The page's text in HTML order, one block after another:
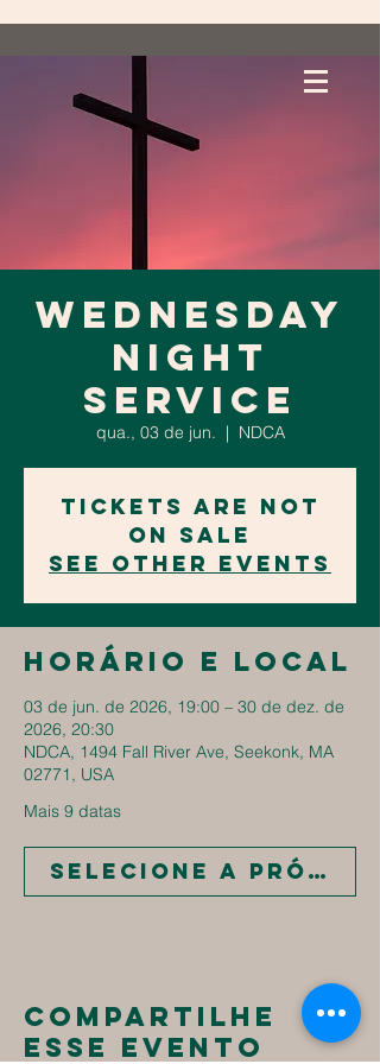
WEDNESDAY
NIGHT
SERVICE
qua., 03 de jun.
  |
NDCA
Tickets are not
on sale
See other events
Horário e local
03 de jun. de 2026, 19:00 – 30 de dez. de
2026, 20:30
NDCA, 1494 Fall River Ave, Seekonk, MA
02771, USA
Mais 9 datas
Selecione a próxima
Compartilhe
esse evento